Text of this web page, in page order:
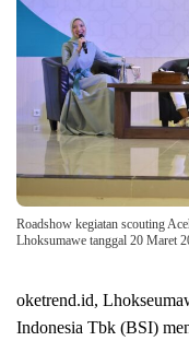
Roadshow kegiatan scouting
Lhoksumawe tanggal 20 Maret
oketrend.id,
Indonesia Tbk (BSI)